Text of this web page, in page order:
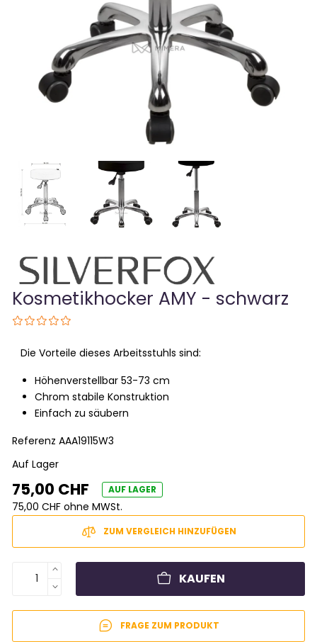
Kosmetikhocker AMY - schwarz
Die Vorteile dieses Arbeitsstuhls sind:
Höhenverstellbar 53-73 cm
Chrom stabile Konstruktion
Einfach zu säubern
ReferenzAAA19115W3
Auf Lager
75,00 CHF AUF LAGER
75,00 CHF ohne MWSt.
ZUM VERGLEICH HINZUFÜGEN
KAUFEN
FRAGE ZUM PRODUKT